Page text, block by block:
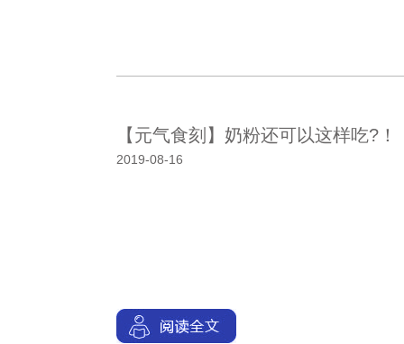
【元气食刻】奶粉还可以这样吃?！
2019-08-16